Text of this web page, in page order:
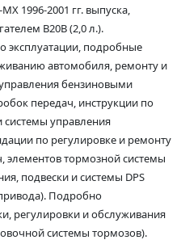
1996-2001 гг. выпуска,
В20В (2,0 л.).
эксплуатации, подробные
автомобиля, ремонту и
бензиновыми
передач, инструкции по
системы управления
по регулировке и ремонту
элементов тормозной системы
подвески и системы DPS
Подробно
регулировки и обслуживания
системы тормозов).